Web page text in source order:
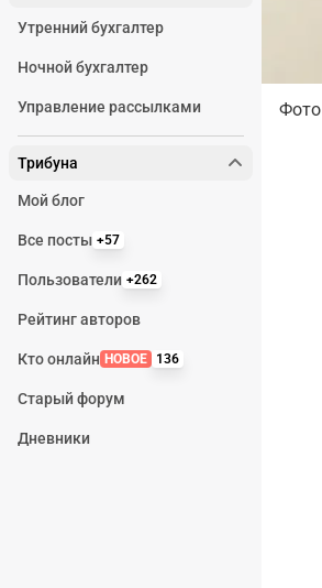
Утренний бухгалтер
Ночной бухгалтер
Управление рассылками
Трибуна
Мой блог
Все посты +57
Пользователи +262
Рейтинг авторов
Кто онлайн НОВОЕ 136
Старый форум
Дневники